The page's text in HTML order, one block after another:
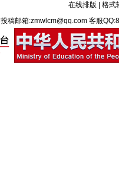
在线排版
格式
投稿邮箱:zmwlcm@qq.com 客服